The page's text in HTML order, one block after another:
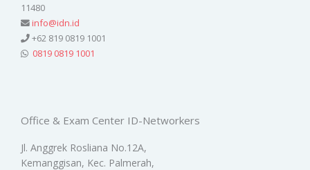
11480
info@idn.id
+62 819 0819 1001
0819 0819 1001
Office & Exam Center ID-Networkers
Jl. Anggrek Rosliana No.12A,
Kemanggisan, Kec. Palmerah,